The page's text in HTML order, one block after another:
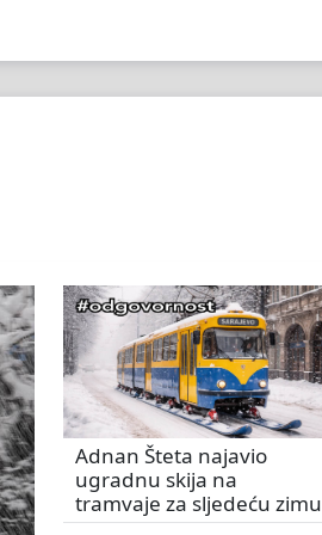
Adnan Šteta najavio
ugradnu skija na
tramvaje za sljedeću zimu